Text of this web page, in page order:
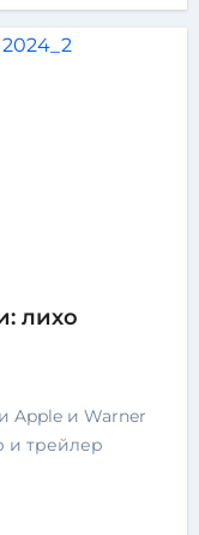
лихо
и трейлер